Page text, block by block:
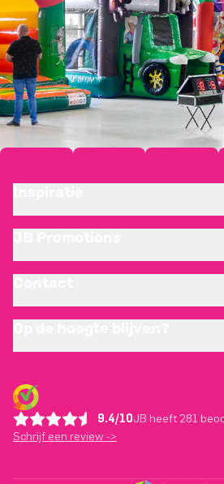
9.4/10JB heeft 281
Schrijf een review ->